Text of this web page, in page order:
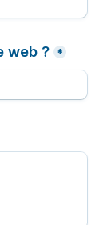
web ? *